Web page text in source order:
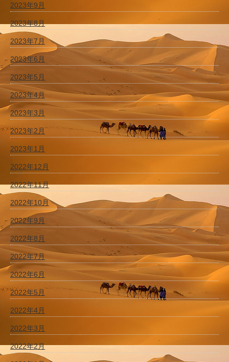
2023年9月
2023年8月
2023年7月
2023年6月
2023年5月
2023年4月
2023年3月
2023年2月
2023年1月
2022年12月
2022年11月
2022年10月
2022年9月
2022年8月
2022年7月
2022年6月
2022年5月
2022年4月
2022年3月
2022年2月